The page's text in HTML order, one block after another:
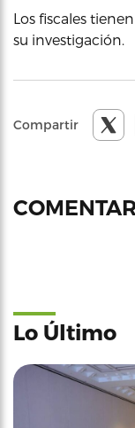
Los fiscales
su investigación.
Compartir
Lo Último